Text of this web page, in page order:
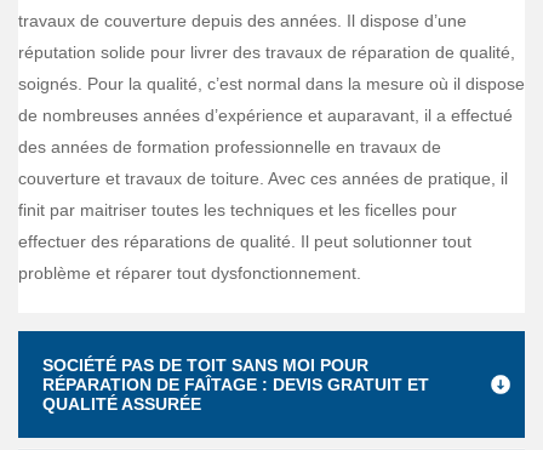
travaux de couverture depuis des années. Il dispose d’une
réputation solide pour livrer des travaux de réparation de qualité,
soignés. Pour la qualité, c’est normal dans la mesure où il dispose
de nombreuses années d’expérience et auparavant, il a effectué
des années de formation professionnelle en travaux de
couverture et travaux de toiture. Avec ces années de pratique, il
finit par maitriser toutes les techniques et les ficelles pour
effectuer des réparations de qualité. Il peut solutionner tout
problème et réparer tout dysfonctionnement.
SOCIÉTÉ PAS DE TOIT SANS MOI POUR
RÉPARATION DE FAÎTAGE : DEVIS GRATUIT ET
QUALITÉ ASSURÉE